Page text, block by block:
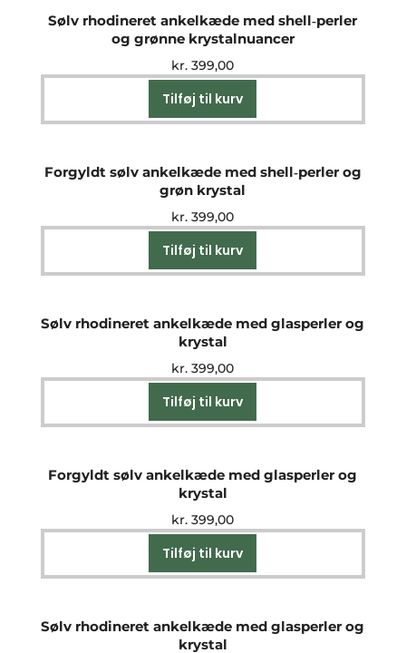
Sølv rhodineret ankelkæde med shell‑perler
og grønne krystalnuancer
kr. 399,00
Tilføj til kurv
Forgyldt sølv ankelkæde med shell‑perler og
grøn krystal
kr. 399,00
Tilføj til kurv
Sølv rhodineret ankelkæde med glasperler og
krystal
kr. 399,00
Tilføj til kurv
Forgyldt sølv ankelkæde med glasperler og
krystal
kr. 399,00
Tilføj til kurv
Sølv rhodineret ankelkæde med glasperler og
krystal